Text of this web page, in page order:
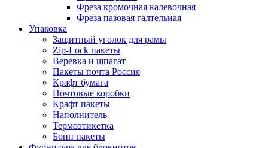
Фреза кромочная калевочная
Фреза пазовая галтельная
Упаковка
Защитный уголок для рамы
Zip-Lock пакеты
Веревка и шпагат
Пакеты почта Россия
Крафт бумага
Почтовые коробки
Крафт пакеты
Наполнитель
Термоэтикетка
Бопп пакеты